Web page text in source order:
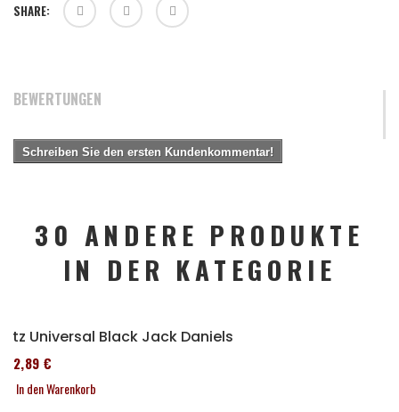
SHARE:
BEWERTUNGEN
Schreiben Sie den ersten Kundenkommentar!
30 ANDERE PRODUKTE
IN DER KATEGORIE
Sitz Universal Black Jack Daniels
152,89 €
In den Warenkorb